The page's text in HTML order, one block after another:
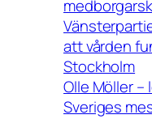
att vården
Stockholm
Olle Möller
Sveriges